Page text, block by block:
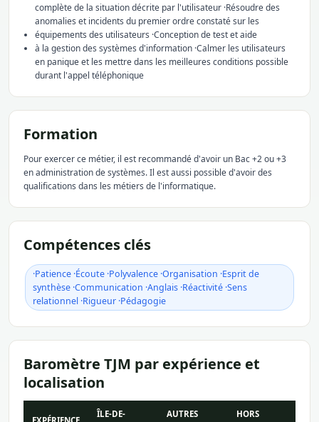
complète de la situation décrite par l'utilisateur ·Résoudre des
anomalies et incidents du premier ordre constaté sur les
équipements des utilisateurs ·Conception de test et aide
à la gestion des systèmes d'information ·Calmer les utilisateurs
en panique et les mettre dans les meilleures conditions possible
durant l'appel téléphonique
Formation
Pour exercer ce métier, il est recommandé d'avoir un Bac +2 ou +3
en administration de systèmes. Il est aussi possible d'avoir des
qualifications dans les métiers de l'informatique.
Compétences clés
·Patience ·Écoute ·Polyvalence ·Organisation ·Esprit de
synthèse ·Communication ·Anglais ·Réactivité ·Sens
relationnel ·Rigueur ·Pédagogie
Baromètre TJM par expérience et
localisation
ÎLE-DE-
AUTRES
HORS